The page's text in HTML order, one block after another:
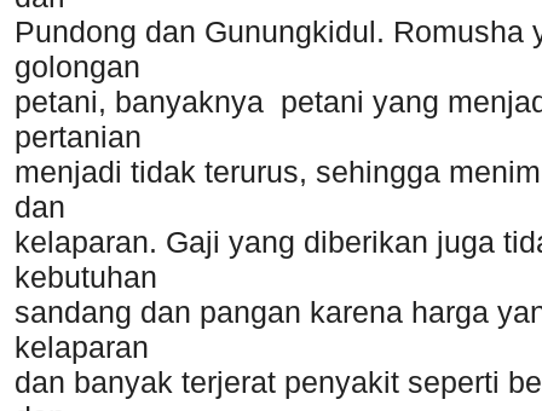
Pundong dan Gunungkidul. Romusha
golongan
petani, banyaknya petani yang
pertanian
menjadi tidak terurus, sehingga
dan
kelaparan. Gaji yang diberikan juga
kebutuhan
sandang dan pangan karena harga
kelaparan
dan banyak terjerat penyakit seperti